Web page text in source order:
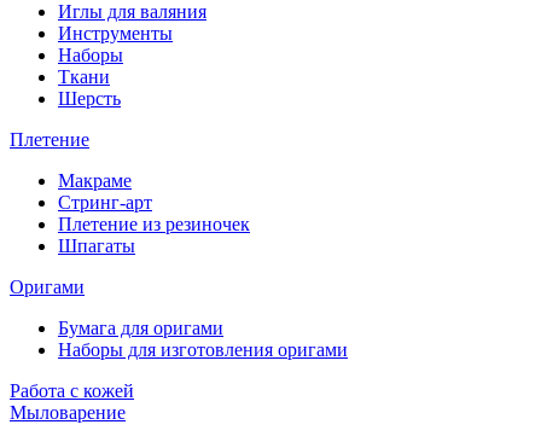
Иглы для валяния
Инструменты
Наборы
Ткани
Шерсть
Плетение
Макраме
Стринг-арт
Плетение из резиночек
Шпагаты
Оригами
Бумага для оригами
Наборы для изготовления оригами
Работа с кожей
Мыловарение